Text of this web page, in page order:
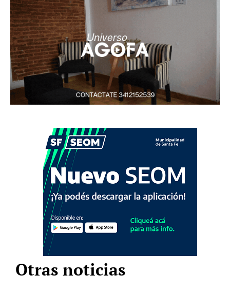
Otras noticias